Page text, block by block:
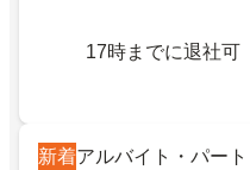
17時までに退社可
新着アルバイト・パート